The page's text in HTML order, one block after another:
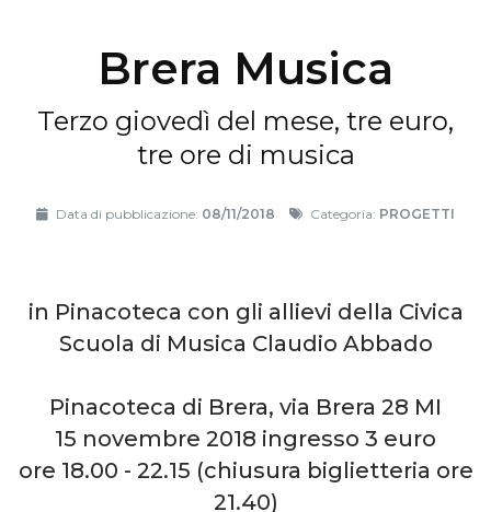
Brera Musica
Terzo giovedì del mese, tre euro,
tre ore di musica
Data di pubblicazione: 08/11/2018 Categoria: PROGETTI
in Pinacoteca con gli allievi della Civica
Scuola di Musica Claudio Abbado
Pinacoteca di Brera, via Brera 28 MI
15 novembre 2018 ingresso 3 euro
ore 18.00 - 22.15 (chiusura biglietteria ore
21.40)